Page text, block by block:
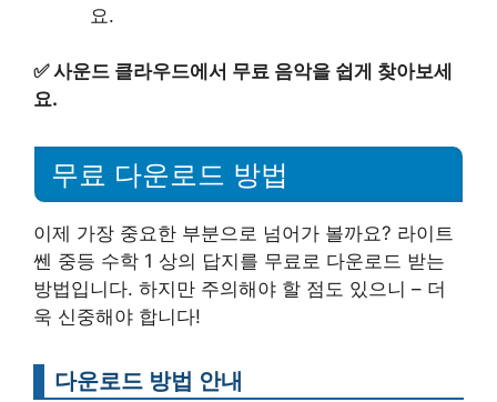
요.
✅사운드 클라우드에서 무료 음악을 쉽게 찾아보세
요.
무료 다운로드 방법
이제 가장 중요한 부분으로 넘어가 볼까요? 라이트
쎈 중등 수학 1 상의 답지를 무료로 다운로드 받는
방법입니다. 하지만 주의해야 할 점도 있으니 – 더
욱 신중해야 합니다!
다운로드 방법 안내